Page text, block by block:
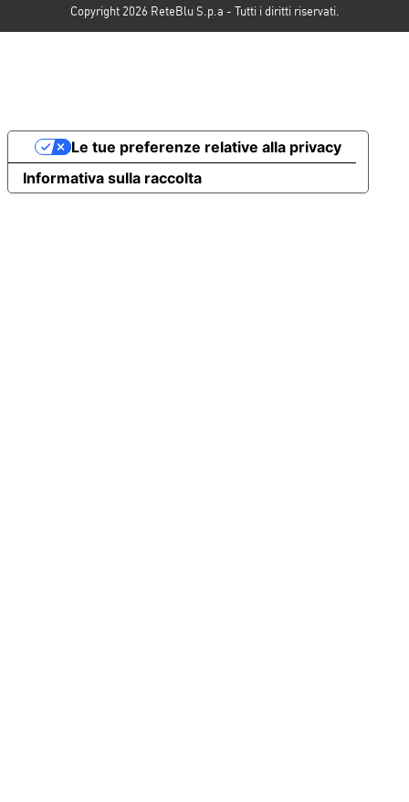
Copyright 2026 ReteBlu S.p.a - Tutti i diritti riservati.
Informativa sulla raccolta
Le tue preferenze relative alla privacy